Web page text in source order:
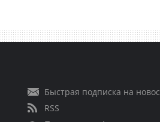
Быстрая подписка на
RSS